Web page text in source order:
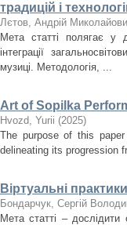
традицій і
Лєтов, Андрій
Мета статті полягає у
інтеграції
музиці. Методологія, ...
Art of Sopilka
Нvozd, Yurii (2025)
The purpose of this
delineating its progression
Віртуальні
Бондарчук, Сергій
Мета статті – дослідити